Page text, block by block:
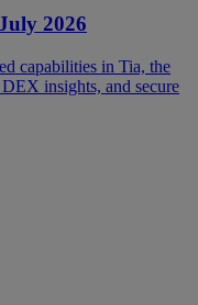
2026
capabilities in Tia, the
insights, and secure